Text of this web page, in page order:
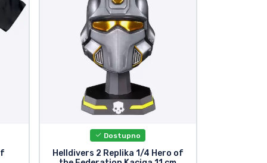
Dostupno
Helldivers 2 Replika 1/4 Hero of